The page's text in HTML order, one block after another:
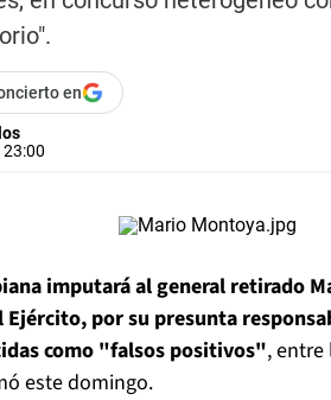
en
23:00
imputará al general retirado
Ejército, por su presunta
como "falsos positivos", entre
este domingo.